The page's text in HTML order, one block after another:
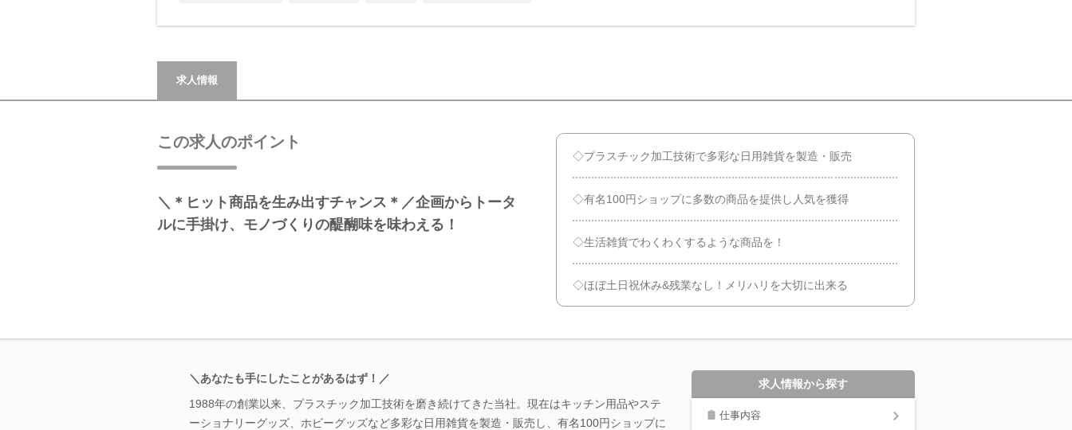
求人情報
この求人のポイント
＼＊ヒット商品を生み出すチャンス＊／企画からトータ
ルに手掛け、モノづくりの醍醐味を味わえる！
◇プラスチック加工技術で多彩な日用雑貨を製造・販売
◇有名100円ショップに多数の商品を提供し人気を獲得
◇生活雑貨でわくわくするような商品を！
◇ほぼ土日祝休み&残業なし！メリハリを大切に出来る
＼あなたも手にしたことがあるはず！／
1988年の創業以来、プラスチック加工技術を磨き続けてきた当社。現在はキッチン用品やステ
ーショナリーグッズ、ホビーグッズなど多彩な日用雑貨を製造・販売し、有名100円ショップに
求人情報から探す
仕事内容